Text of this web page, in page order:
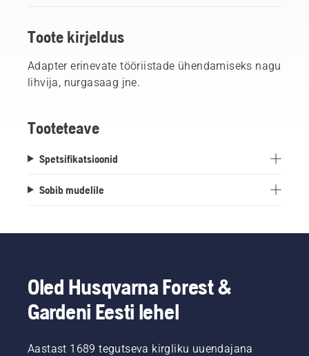
Toote kirjeldus
Adapter erinevate tööriistade ühendamiseks nagu
lihvija, nurgasaag jne.
Tooteteave
Spetsifikatsioonid
Sobib mudelile
Oled Husqvarna Forest &
Gardeni Eesti lehel
Aastast 1689 tegutseva kirgliku uuendajana